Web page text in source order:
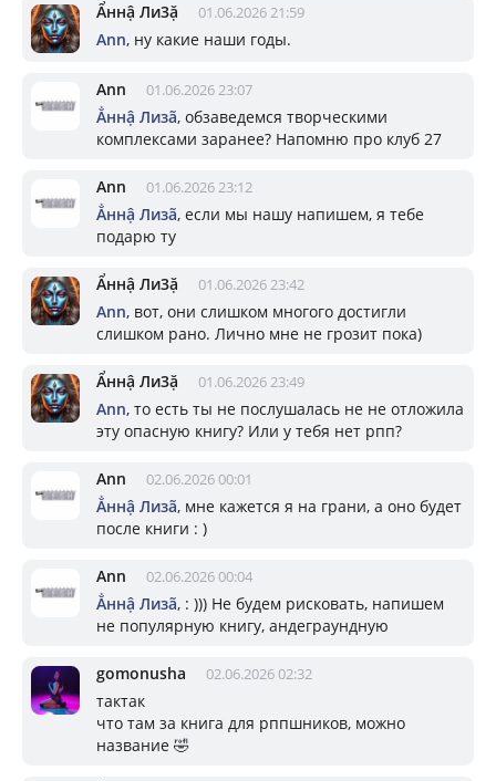
Ẩннậ Ли3ặ 01.06.2026 21:59
Ann, ну какие наши годы.
Ann 01.06.2026 23:07
Ẳннậ Лизã, обзаведемся творческими
комплексами заранее? Напомню про клуб 27
Ann 01.06.2026 23:12
Ẳннậ Лизã, если мы нашу напишем, я тебе
подарю ту
Ẩннậ Ли3ặ 01.06.2026 23:42
Ann, вот, они слишком многого достигли
слишком рано. Лично мне не грозит пока)
Ẩннậ Ли3ặ 01.06.2026 23:49
Ann, то есть ты не послушалась не не отложила
эту опасную книгу? Или у тебя нет рпп?
Ann 02.06.2026 00:01
Ẳннậ Лизã, мне кажется я на грани, а оно будет
после книги : )
Ann 02.06.2026 00:04
Ẳннậ Лизã, : ))) Не будем рисковать, напишем
не популярную книгу, андеграундную
gomonusha 02.06.2026 02:32
тактак
что там за книга для рппшников, можно
название 🤣